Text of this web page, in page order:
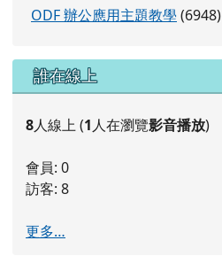
ODF 辦公應用主題教學(6948)
右邊區域內容
誰在線上
8人線上 (1人在瀏覽影音播放)
會員: 0
訪客: 8
更多…